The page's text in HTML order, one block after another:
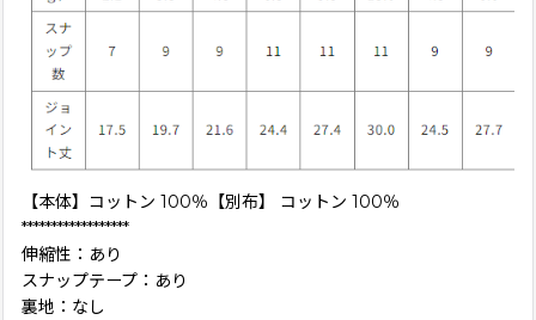
【本体】コットン 100％【別布】 コットン 100％
******************
伸縮性：あり
スナップテープ：あり
裏地：なし